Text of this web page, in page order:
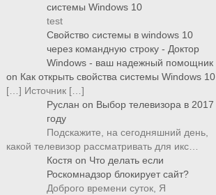
системы Windows 10
test
Свойство системы в windows 10
через командную строку - Доктор
Windows - ваш надежный помощник
on Как открыть свойства системы Windows 10
[…] Источник […]
Руслан on Выбор телевизора в 2017
году
Подскажите, на сегодняшний день,
какой телевизор рассматривать для икс…
Костя on Что делать если
Роскомнадзор блокирует сайт?
Доброго времени суток, Я